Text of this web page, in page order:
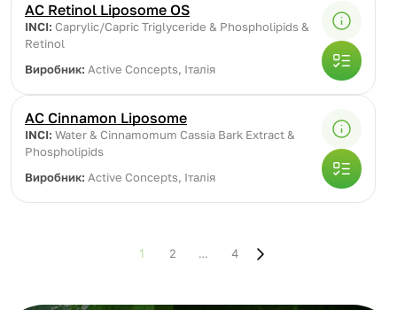
AC Retinol Liposome OS
INCI: Caprylic/Capric Triglyceride & Phospholipids &
Retinol
Виробник: Active Concepts, Італія
AC Cinnamon Liposome
INCI: Water & Cinnamomum Cassia Bark Extract &
Phospholipids
Виробник: Active Concepts, Італія
1 2 … 4